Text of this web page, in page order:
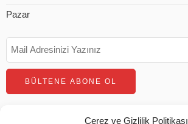
Çerez ve Gizlilik Politikası
Pazar